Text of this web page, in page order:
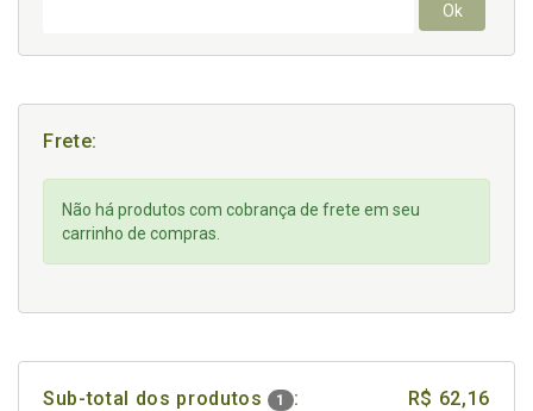
Ok
Frete:
Não há produtos com cobrança de frete em seu
carrinho de compras.
Sub-total dos produtos 1 : R$ 62,16